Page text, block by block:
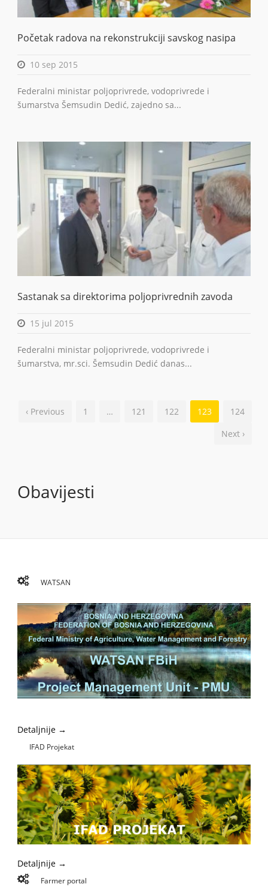
Početak radova na rekonstrukciji savskog nasipa
10 sep 2015
Federalni ministar poljoprivrede, vodoprivrede i
šumarstva Šemsudin Dedić, zajedno sa...
Sastanak sa direktorima poljoprivrednih zavoda
15 jul 2015
Federalni ministar poljoprivrede, vodoprivrede i
šumarstva, mr.sci. Šemsudin Dedić danas...
‹ Previous 1 … 121 122 123
124
Next ›
Obavijesti
WATSAN
Detaljnije →
IFAD Projekat
Detaljnije →
Farmer portal